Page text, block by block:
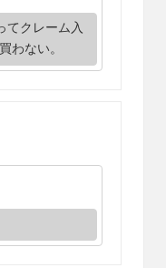
てクレーム入
わない。